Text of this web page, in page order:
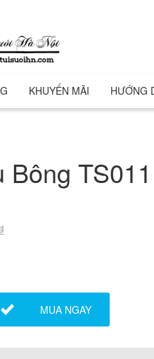
KHUYẾN MÃI HƯỚNG
TS011
MUA NGAY